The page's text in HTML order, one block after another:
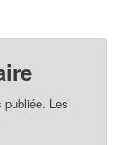
publiée. Les